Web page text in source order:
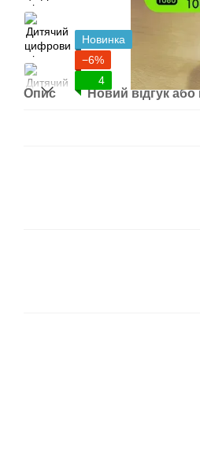
Новинка
−6%
4
Опис Новий відгук або